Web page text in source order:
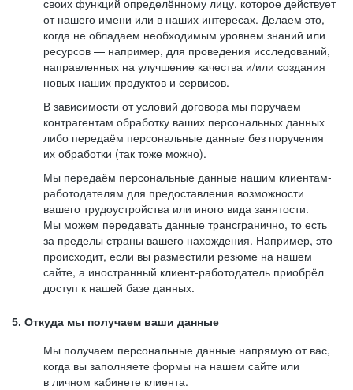
своих функций определённому лицу, которое действует
от нашего имени или в наших интересах. Делаем это,
когда не обладаем необходимым уровнем знаний или
ресурсов — например, для проведения исследований,
направленных на улучшение качества и/или создания
новых наших продуктов и сервисов.
В зависимости от условий договора мы поручаем
контрагентам обработку ваших персональных данных
либо передаём персональные данные без поручения
их обработки (так тоже можно).
Мы передаём персональные данные нашим клиентам-
работодателям для предоставления возможности
вашего трудоустройства или иного вида занятости.
Мы можем передавать данные трансгранично, то есть
за пределы страны вашего нахождения. Например, это
происходит, если вы разместили резюме на нашем
сайте, а иностранный клиент-работодатель приобрёл
доступ к нашей базе данных.
5. Откуда мы получаем ваши данные
Мы получаем персональные данные напрямую от вас,
когда вы заполняете формы на нашем сайте или
в личном кабинете клиента.